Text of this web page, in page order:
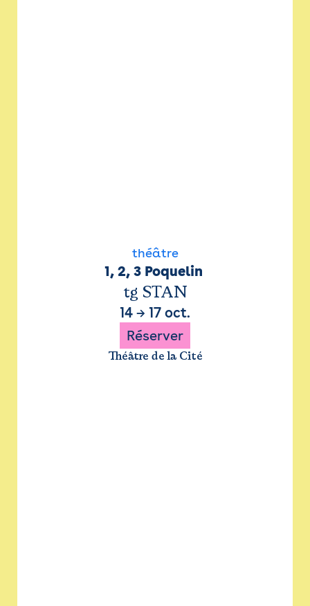
théâtre
1, 2, 3 Poquelin
tg STAN
14 → 17 oct.
Réserver
Théâtre de la Cité